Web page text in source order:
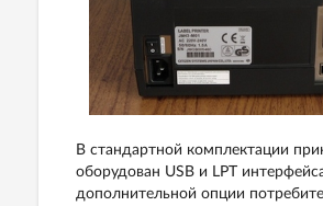
В стандартной комплектации
оборудован USB и LPT
дополнительной опции